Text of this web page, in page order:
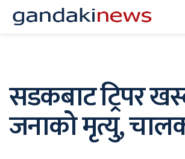
सडकबाट ट्रिपर
जनाको मृत्यु,